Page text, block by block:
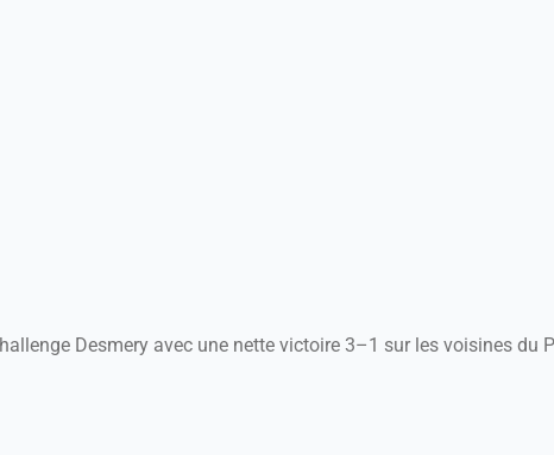
Desmery avec une nette victoire 3–1 sur les voisines du